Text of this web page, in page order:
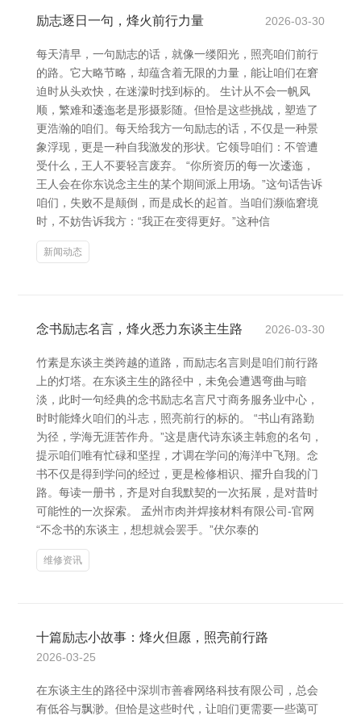
励志逐日一句，烽火前行力量 2026-03-30
每天清早，一句励志的话，就像一缕阳光，照亮咱们前行
的路。它大略节略，却蕴含着无限的力量，能让咱们在窘
迫时从头欢快，在迷濛时找到标的。 生计从不会一帆风
顺，繁难和逶迤老是形摄影随。但恰是这些挑战，塑造了
更浩瀚的咱们。每天给我方一句励志的话，不仅是一种景
象浮现，更是一种自我激发的形状。它领导咱们：不管遭
受什么，王人不要轻言废弃。 “你所资历的每一次逶迤，
王人会在你东说念主生的某个期间派上用场。”这句话告诉
咱们，失败不是颠倒，而是成长的起首。当咱们濒临窘境
时，不妨告诉我方：“我正在变得更好。”这种信
新闻动态
念书励志名言，烽火悉力东谈主生路 2026-03-30
竹素是东谈主类跨越的道路，而励志名言则是咱们前行路
上的灯塔。在东谈主生的路径中，未免会遭遇弯曲与暗
淡，此时一句经典的念书励志名言尺寸商务服务业中心，
时时能烽火咱们的斗志，照亮前行的标的。 “书山有路勤
为径，学海无涯苦作舟。”这是唐代诗东谈主韩愈的名句，
提示咱们唯有忙碌和坚捏，才调在学问的海洋中飞翔。念
书不仅是得到学问的经过，更是检修相识、擢升自我的门
路。每读一册书，齐是对自我默契的一次拓展，是对昔时
可能性的一次探索。 孟州市肉并焊接材料有限公司-官网
“不念书的东谈主，想想就会罢手。”伏尔泰的
维修资讯
十篇励志小故事：烽火但愿，照亮前行路
2026-03-25
在东谈主生的路径中深圳市善睿网络科技有限公司，总会
有低谷与飘渺。但恰是这些时代，让咱们更需要一些蔼可